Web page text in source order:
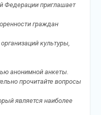
Федерации приглашает
граждан
культуры,
анонимной анкеты.
прочитайте вопросы
является наиболее